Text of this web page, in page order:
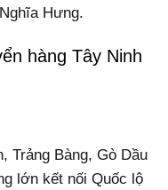
Hưng.
hàng Tây Ninh
Trảng Bàng, Gò Dầu
lớn kết nối Quốc lộ